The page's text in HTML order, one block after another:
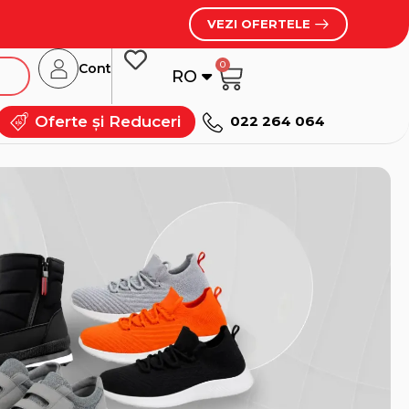
VEZI OFERTELE
Cont RO
RU
0
Oferte și Reduceri 022 264 064